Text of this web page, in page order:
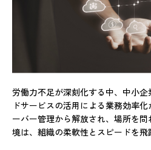
労働力不足が深刻化する中、中小
ドサービスの活用による業務効率
ーバー管理から解放され、場所を
境は、組織の柔軟性とスピードを飛